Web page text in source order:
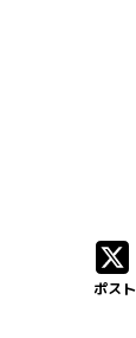
ポスト